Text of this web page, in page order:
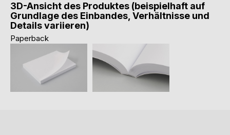
3D-Ansicht des Produktes (beispielhaft auf
Grundlage des Einbandes, Verhältnisse und
Details variieren)
Paperback